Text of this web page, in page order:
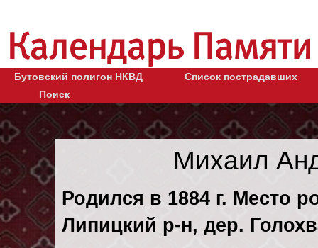
Бутовский полигон НКВД
Список пострадавших
Поиск
Михаил
Родился в 1884 г. Место
Липицкий р-н, дер.